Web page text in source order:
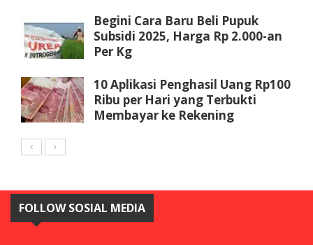
Begini Cara Baru Beli Pupuk
Subsidi 2025, Harga Rp 2.000-an
Per Kg
10 Aplikasi Penghasil Uang Rp100
Ribu per Hari yang Terbukti
Membayar ke Rekening
FOLLOW SOSIAL MEDIA